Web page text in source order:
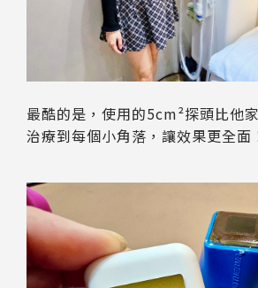
最酷的是，使用的5cm²探頭比他
治療到每個小角落，讓效果更全面